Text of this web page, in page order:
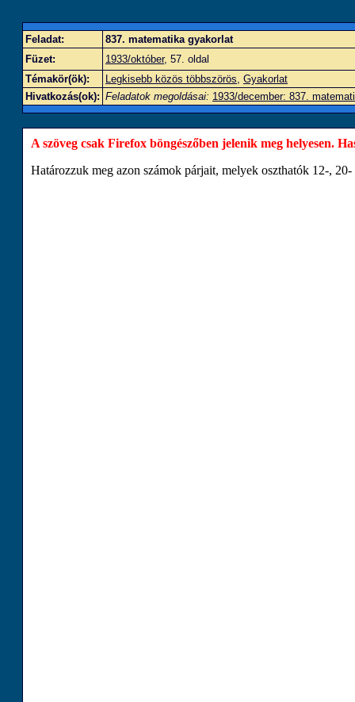
Feladat:
837. matematika gyakorlat
Füzet:
1933/október, 57. oldal
Témakör(ök):
Legkisebb közös többszörös, Gyakorlat
Hivatkozás(ok): Feladatok megoldásai: 1933/december: 837.
A szöveg csak Firefox böngészőben jelenik meg helyesen.
Határozzuk meg azon számok párjait, melyek oszthatók 12-,